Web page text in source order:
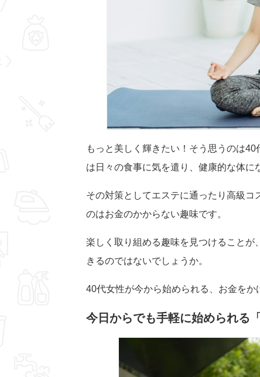
もっと美しく輝きたい！そう思うのは40
は日々の食事に気を遣り、健康的な体に
その対策としてエステに通ったり高級
のはお金のかからない趣味です。
楽しく取り組める趣味を見つけること
きるのではないでしょうか。
40代女性が今から始められる、お金をか
今日からでも手軽に始められる